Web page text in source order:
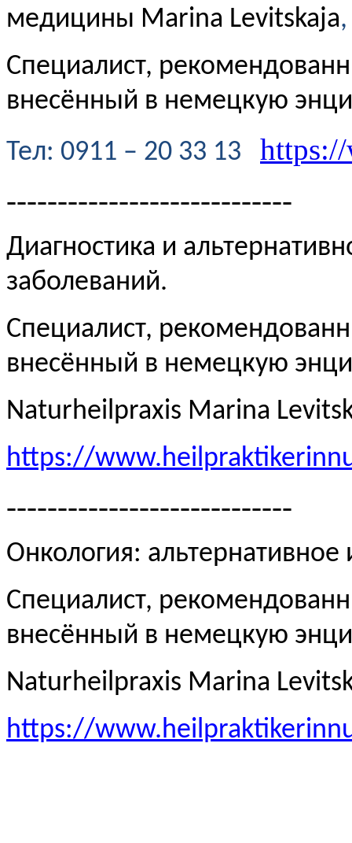
медицины Marina Levitskaja,
Специалист,
внесённый в немецкую
Teл: 0911 – 20 33 13
----------------------------
Диагностика и
заболеваний.
Специалист,
внесённый в немецкую
Naturheilpraxis Marina
https://
----------------------------
Онкология:
Специалист,
внесённый в немецкую
Naturheilpraxis Marina
https://